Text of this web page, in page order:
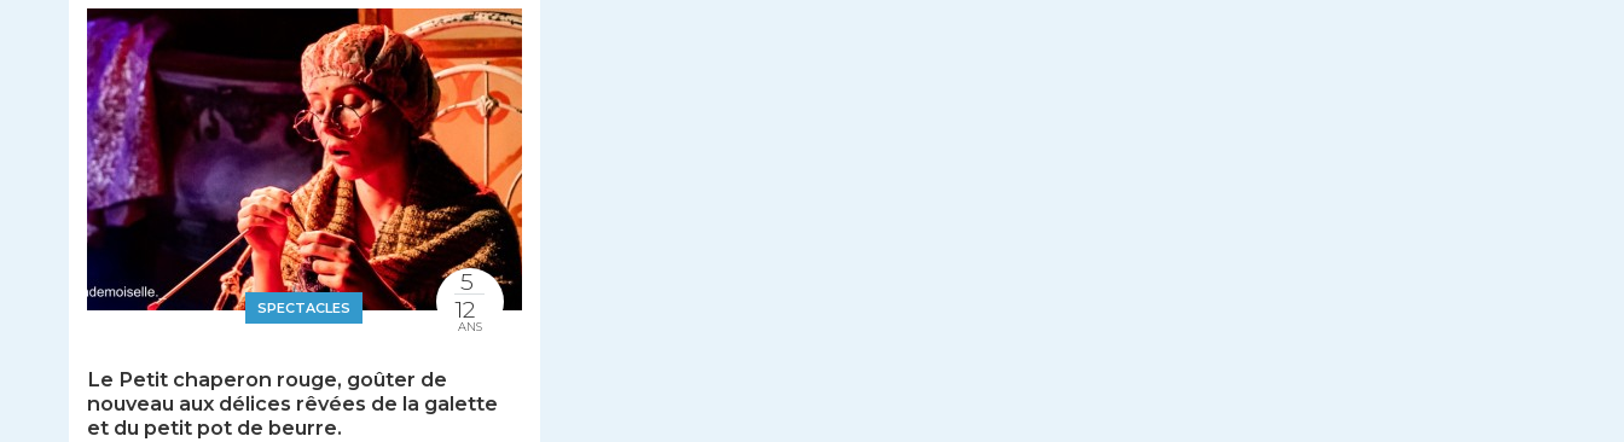
SPECTACLES
Le Petit chaperon rouge, goûter de
nouveau aux délices rêvées de la galette
et du petit pot de beurre.
5
12
ANS